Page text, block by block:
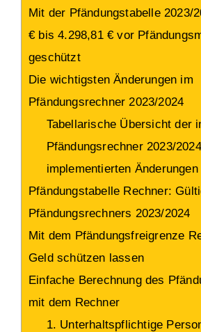
Mit der Pfändungstabelle 2023/
€ bis 4.298,81 € vor
geschützt
Die wichtigsten Änderungen im
Pfändungsrechner 2023/2024
Tabellarische Übersicht der
Pfändungsrechner 2023/2024
implementierten Änderungen
Pfändungstabelle Rechner:
Pfändungsrechners 2023/2024
Mit dem Pfändungsfreigrenze
Geld schützen lassen
Einfache Berechnung des
mit dem Rechner
1. Unterhaltspflichtige